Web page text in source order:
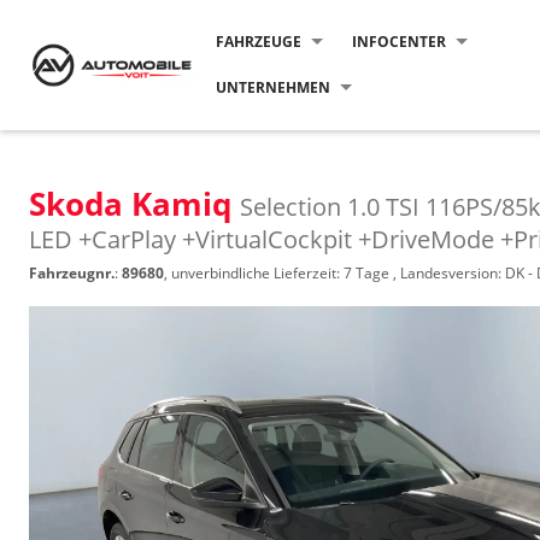
FAHRZEUGE INFOCENTER
UNTERNEHMEN
Skoda Kamiq Selection 1.0 TSI 116PS/
LED +CarPlay +VirtualCockpit +DriveMode
Fahrzeugnr.:89680, unverbindliche Lieferzeit:7 Tage , Landesversion: DK